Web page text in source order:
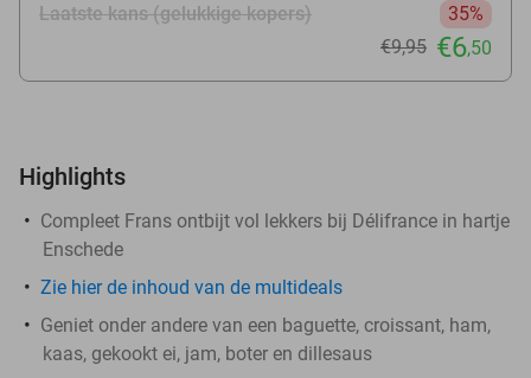
Laatste kans (gelukkige kopers)
35%
€9,95 €6,50
Highlights
Compleet Frans ontbijt vol lekkers bij Délifrance in hartje
Enschede
Zie hier de inhoud van de multideals
Geniet onder andere van een baguette, croissant, ham,
kaas, gekookt ei, jam, boter en dillesaus